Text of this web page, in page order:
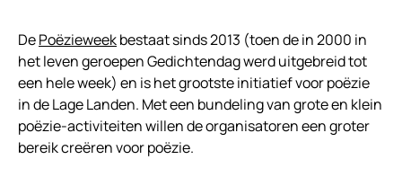
DePoëzieweekbestaat sinds 2013 (toen de in 2000 in
het leven geroepen Gedichtendag werd uitgebreid tot
een hele week) en is het grootste initiatief voor poëzie
in de Lage Landen. Met een bundeling van grote en klein
poëzie-activiteiten willen de organisatoren een groter
bereik creëren voor poëzie.